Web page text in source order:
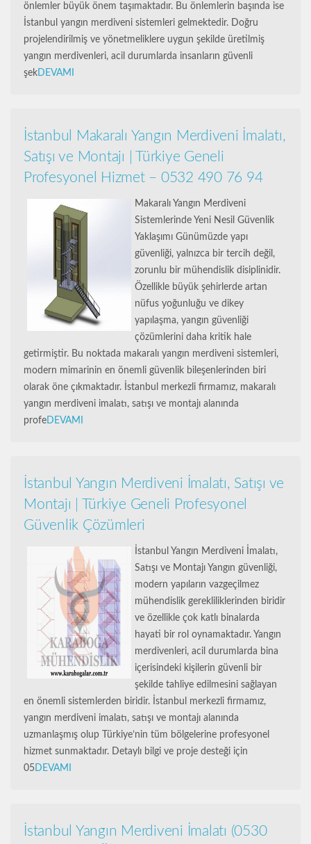
önlemler büyük önem taşımaktadır. Bu önlemlerin başında ise
İstanbul yangın merdiveni sistemleri gelmektedir. Doğru
projelendirilmiş ve yönetmeliklere uygun şekilde üretilmiş
yangın merdivenleri, acil durumlarda insanların güvenli
şekDEVAMI
İstanbul Makaralı Yangın Merdiveni İmalatı,
Satışı ve Montajı | Türkiye Geneli
Profesyonel Hizmet – 0532 490 76 94
Makaralı Yangın Merdiveni
Sistemlerinde Yeni Nesil Güvenlik
Yaklaşımı Günümüzde yapı
güvenliği, yalnızca bir tercih değil,
zorunlu bir mühendislik disiplinidir.
Özellikle büyük şehirlerde artan
nüfus yoğunluğu ve dikey
yapılaşma, yangın güvenliği
çözümlerini daha kritik hale
getirmiştir. Bu noktada makaralı yangın merdiveni sistemleri,
modern mimarinin en önemli güvenlik bileşenlerinden biri
olarak öne çıkmaktadır. İstanbul merkezli firmamız, makaralı
yangın merdiveni imalatı, satışı ve montajı alanında
profeDEVAMI
İstanbul Yangın Merdiveni İmalatı, Satışı ve
Montajı | Türkiye Geneli Profesyonel
Güvenlik Çözümleri
İstanbul Yangın Merdiveni İmalatı,
Satışı ve Montajı Yangın güvenliği,
modern yapıların vazgeçilmez
mühendislik gerekliliklerinden biridir
ve özellikle çok katlı binalarda
hayati bir rol oynamaktadır. Yangın
merdivenleri, acil durumlarda bina
içerisindeki kişilerin güvenli bir
şekilde tahliye edilmesini sağlayan
en önemli sistemlerden biridir. İstanbul merkezli firmamız,
yangın merdiveni imalatı, satışı ve montajı alanında
uzmanlaşmış olup Türkiye’nin tüm bölgelerine profesyonel
hizmet sunmaktadır. Detaylı bilgi ve proje desteği için
05DEVAMI
İstanbul Yangın Merdiveni İmalatı (0530